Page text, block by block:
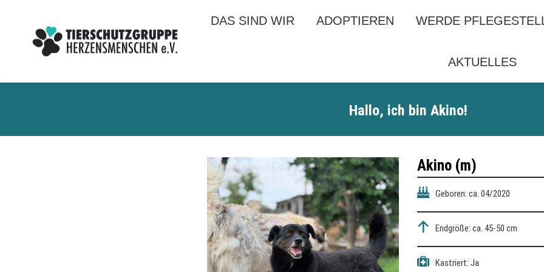
DAS SIND WIR ADOPTIEREN WERDE
AKTUELLES
Hallo, ich bin Akino!
Akino (m)
Geboren: ca. 04/2020
Endgröße: ca. 45-50 cm
Kastriert: Ja
DAS SIND WIR ADOPTIEREN WERDE
AKTUELLES